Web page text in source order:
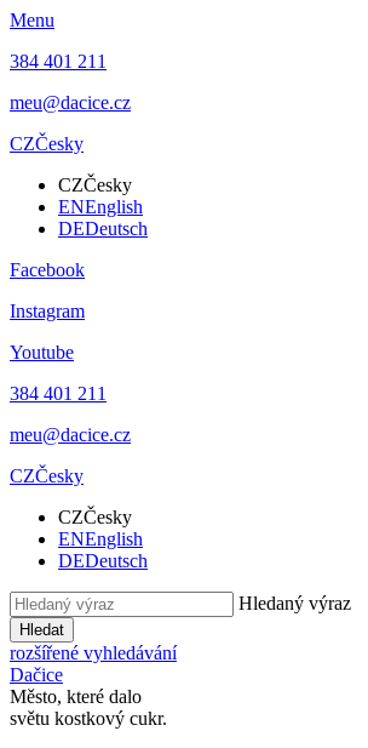
Menu
384 401 211
meu@dacice.cz
CZČesky
CZČesky
ENEnglish
DEDeutsch
Facebook
Instagram
Youtube
384 401 211
meu@dacice.cz
CZČesky
CZČesky
ENEnglish
DEDeutsch
Hledaný výraz
Hledat
rozšířené vyhledávání
Dačice
Město, které dalo
světu kostkový cukr.